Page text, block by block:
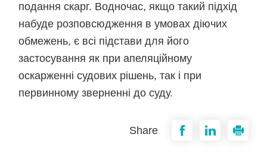
подання скарг. Водночас, якщо такий підхід
набуде розповсюдження в умовах діючих
обмежень, є всі підстави для його
застосування як при апеляційному
оскарженні судових рішень, так і при
первинному зверненні до суду.
Share